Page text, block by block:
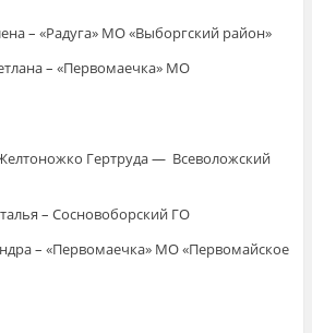
– «Радуга» МО «Выборгский район»
– «Первомаечка» МО
Гертруда — Всеволожский
– Сосновоборский ГО
– «Первомаечка» МО «Первомайское